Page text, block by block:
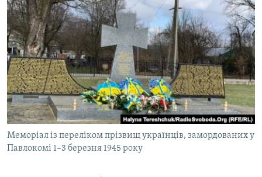
СПЕЦПРОЕКТИ
ДЕПОРТАЦІЯ
ВІДЕОУРОКИ «ELIFBE»
СВІДЧЕННЯ ОКУПАЦІЇ
УКРАЇНСЬКА ПРОБЛЕМА КРИМУ
ІНФОГРАФІКА
ЯК ОБІЙТИ БЛОКУВАННЯ
Русский
Qırımtatar
ДОЛУЧАЙСЯ!
Меморіал із переліком прізвищ українців, замордованих у
Павлокомі 1–3 березня 1945 року